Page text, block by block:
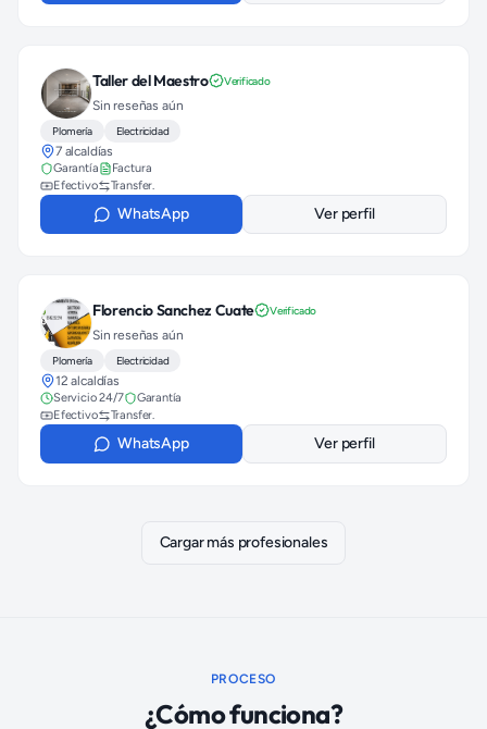
Taller del Maestro Verificado
Sin reseñas aún
Plomería Electricidad
7 alcaldías
Garantía
Factura
Efectivo
Transfer.
WhatsApp Ver perfil
Florencio Sanchez Cuate Verificado
Sin reseñas aún
Plomería Electricidad
12 alcaldías
Servicio 24/7
Garantía
Efectivo
Transfer.
WhatsApp Ver perfil
Cargar más profesionales
PROCESO
¿Cómo funciona?